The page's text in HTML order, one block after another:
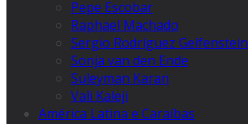
Pepe Escobar
Raphael Machado
Sergio Rodríguez Gelfenstein
Sonja van den Ende
Suleyman Karan
Vali Kaleji
América Latina e Caraíbas